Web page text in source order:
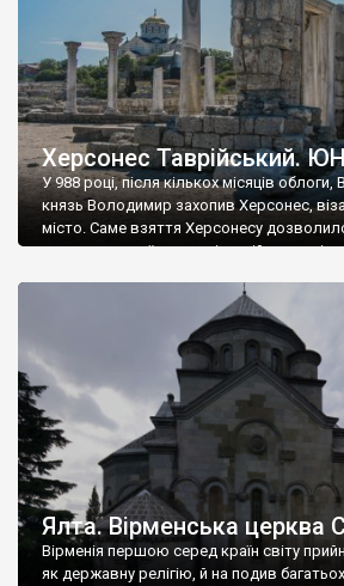
Херсонес Таврійський.
У 988 році, після кількох місяців облоги,
князь Володимир захопив Херсонес,
місто. Саме взяття Херсонесу
диктувати свої умови візантійському
Херсонесі Володимир-язичник, став
А потім було Хрещення Русі. На честь
Ялта. Вірменська церква
Вірменія першою серед країн світу
як державну релігію, й на подив